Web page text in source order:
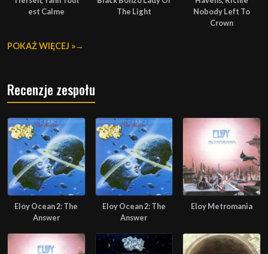
est Calme
The Light
Nobody Left To
Crown
POKAŻ WIĘCEJ »
Recenzje zespołu
Eloy Ocean 2: The
Answer
Eloy Ocean 2: The
Answer
Eloy Metromania